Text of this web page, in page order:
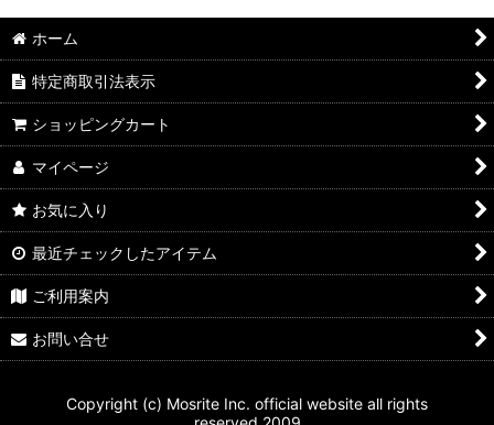
絞り込む
ホーム
特定商取引法表示
ショッピングカート
マイページ
お気に入り
最近チェックしたアイテム
ご利用案内
お問い合せ
Copyright (c) Mosrite Inc. official website all rights